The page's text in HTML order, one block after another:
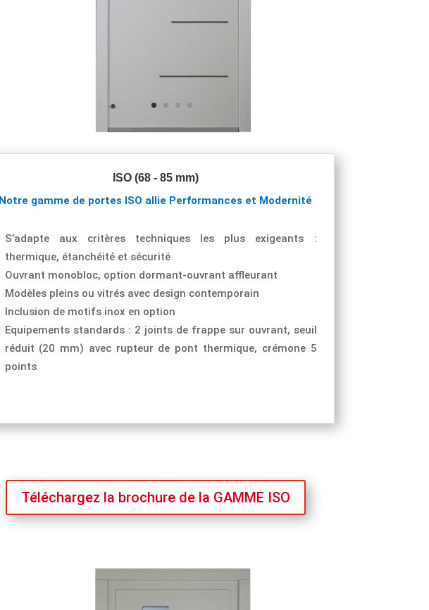
ISO (68 - 85 mm)
Notre gamme de portes ISO allie Performances et Modernité
S’adapte aux critères techniques les plus exigeants :
thermique, étanchéité et sécurité
Ouvrant monobloc, option dormant-ouvrant affleurant
Modèles pleins ou vitrés avec design contemporain
Inclusion de motifs inox en option
Equipements standards : 2 joints de frappe sur ouvrant, seuil
réduit (20 mm) avec rupteur de pont thermique, crémone 5
points
Téléchargez la brochure de la GAMME ISO